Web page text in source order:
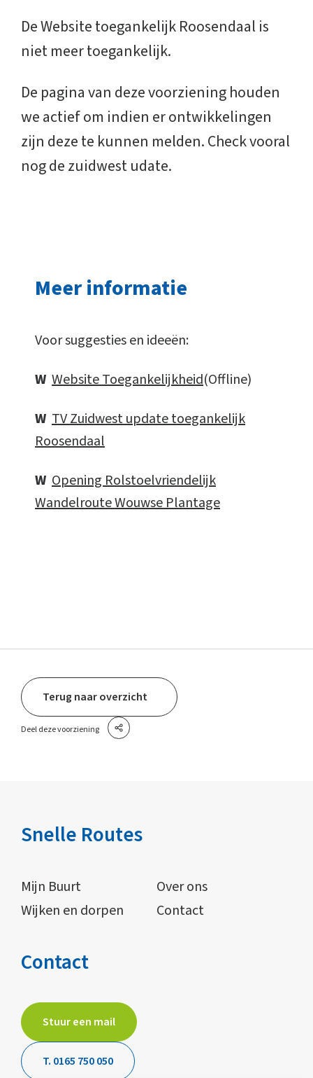
De Website toegankelijk Roosendaal is
niet meer toegankelijk.
De pagina van deze voorziening houden
we actief om indien er ontwikkelingen
zijn deze te kunnen melden. Check vooral
nog de zuidwest udate.
Meer informatie
Voor suggesties en ideeën:
W Website Toegankelijkheid(Offline)
W TV Zuidwest update toegankelijk
Roosendaal
W Opening Rolstoelvriendelijk
Wandelroute Wouwse Plantage
Terug naar overzicht
Deel deze voorziening
Snelle Routes
Mijn Buurt
Over ons
Wijken en dorpen
Contact
Contact
Stuur een mail
T. 0165 750 050